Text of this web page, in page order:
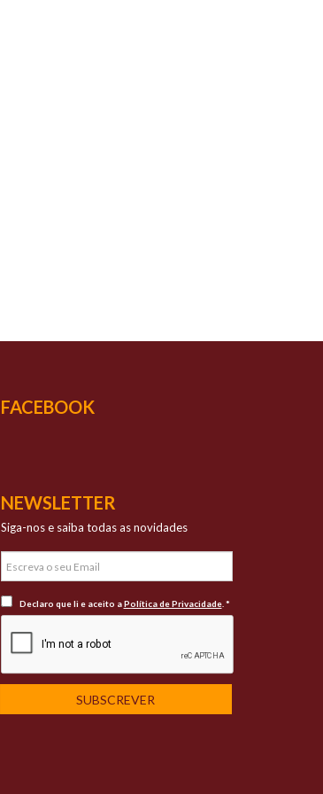
FACEBOOK
NEWSLETTER
Siga-nos e saiba todas as novidades
Declaro que li e aceito aPolítica de Privacidade. *